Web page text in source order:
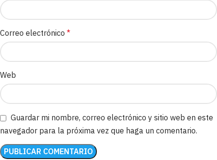
Correo electrónico *
Web
Guardar mi nombre, correo electrónico y sitio web en este
navegador para la próxima vez que haga un comentario.